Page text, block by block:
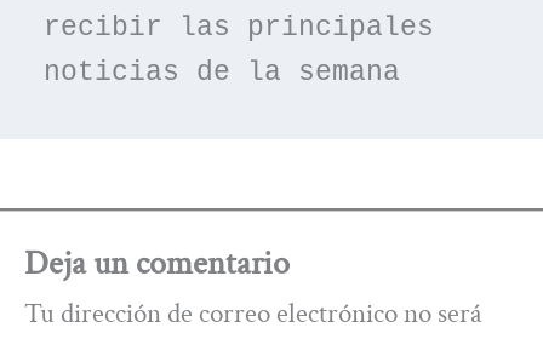
recibir las principales
noticias de la semana
Deja un comentario
Tu dirección de correo electrónico no será